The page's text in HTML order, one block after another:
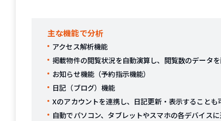
主な機能で分析
アクセス解析機能
掲載物件の閲覧状況を自動演算し、閲覧数のデータ
お知らせ機能（予約指示機能）
日記（ブログ）機能
Xのアカウントを連携し、日記更新・表示することも
自動でパソコン、タブレットやスマホの各デバイス